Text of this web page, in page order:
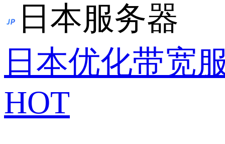
日本服务器
日本优化带宽
HOT